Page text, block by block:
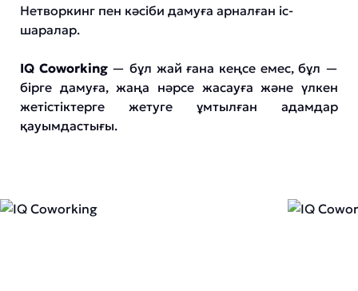
Нетворкинг пен кәсіби дамуға арналған іс-
шаралар.
IQ Coworking— бұл жай ғана кеңсе емес, бұл —
бірге дамуға, жаңа нәрсе жасауға және үлкен
жетістіктерге жетуге ұмтылған адамдар
қауымдастығы.